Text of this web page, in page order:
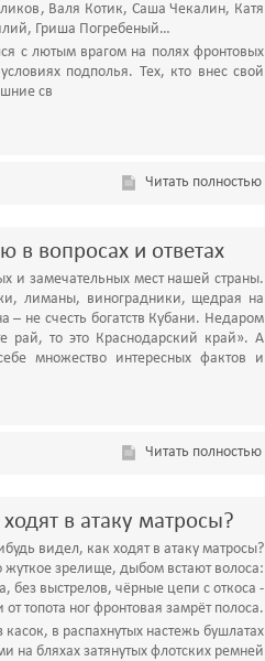
Валя Котик, Саша Чекалин, Катя
Гриша Погребеный…
с лютым врагом на полях фронтовых
подполья. Тех, кто внес свой
св
Читать полностью
в вопросах и ответах
замечательных мест нашей страны.
лиманы, виноградники, щедрая на
не счесть богатств Кубани. Недаром
рай, то это Краснодарский край». А
множество интересных фактов и
Читать полностью
в атаку матросы?
видел, как ходят в атаку матросы?
жуткое зрелище, дыбом встают волоса:
без выстрелов, чёрные цепи с откоса -
от топота ног фронтовая замрёт полоса.
касок, в распахнутых настежь бушлатах
на бляхах затянутых флотских ремней